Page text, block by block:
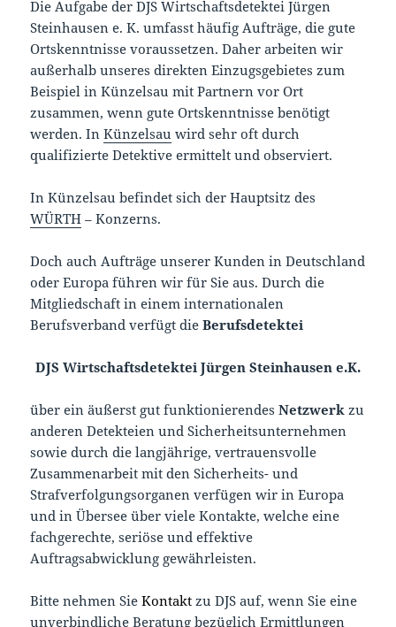
Die Aufgabe der DJS Wirtschaftsdetektei Jürgen
Steinhausen e. K. umfasst häufig Aufträge, die gute
Ortskenntnisse voraussetzen. Daher arbeiten wir
außerhalb unseres direkten Einzugsgebietes zum
Beispiel in Künzelsau mit Partnern vor Ort
zusammen, wenn gute Ortskenntnisse benötigt
werden. InKünzelsau wird sehr oft durch
qualifizierte Detektive ermittelt und observiert.
In Künzelsau befindet sich der Hauptsitz des
WÜRTH – Konzerns.
Doch auch Aufträge unserer Kunden in Deutschland
oder Europa führen wir für Sie aus. Durch die
Mitgliedschaft in einem internationalen
Berufsverband verfügt dieBerufsdetektei
DJS Wirtschaftsdetektei Jürgen Steinhausen e.K.
über ein äußerst gut funktionierendesNetzwerk zu
anderen Detekteien und Sicherheitsunternehmen
sowie durch die langjährige, vertrauensvolle
Zusammenarbeit mit den Sicherheits- und
Strafverfolgungsorganen verfügen wir in Europa
und in Übersee über viele Kontakte, welche eine
fachgerechte, seriöse und effektive
Auftragsabwicklung gewährleisten.
Bitte nehmen Sie Kontakt zu DJS auf, wenn Sie eine
unverbindliche Beratung bezüglich Ermittlungen